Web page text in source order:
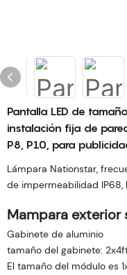
Pantalla LED de
instalación fija de
P8, P10, para
Lámpara Nationstar,
de impermeabilidad
Mampara exterior
Gabinete de aluminio
tamaño del gabinete:
El tamaño del módulo es